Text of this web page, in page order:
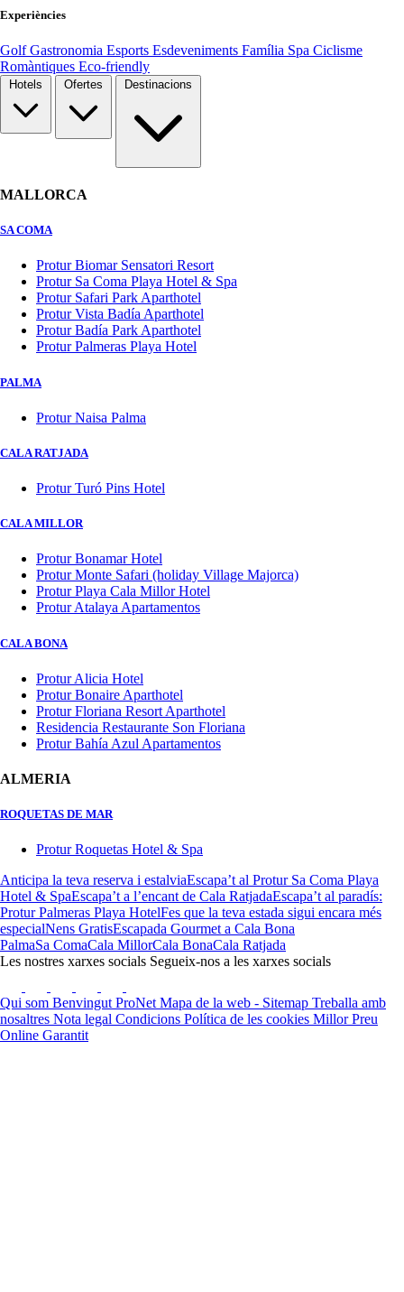
Experiències
GolfGastronomia Esports Esdeveniments Família Spa Ciclisme
Romàntiques Eco-friendly
MALLORCA
SA COMA
Protur Biomar Sensatori Resort
Protur Sa Coma Playa Hotel & Spa
Protur Safari Park Aparthotel
Protur Vista Badía Aparthotel
Protur Badía Park Aparthotel
Protur Palmeras Playa Hotel
PALMA
Protur Naisa Palma
CALA RATJADA
Protur Turó Pins Hotel
CALA MILLOR
Protur Bonamar Hotel
Protur Monte Safari (holiday Village Majorca)
Protur Playa Cala Millor Hotel
Protur Atalaya Apartamentos
CALA BONA
Protur Alicia Hotel
Protur Bonaire Aparthotel
Protur Floriana Resort Aparthotel
Residencia Restaurante Son Floriana
Protur Bahía Azul Apartamentos
ALMERIA
ROQUETAS DE MAR
Protur Roquetas Hotel & Spa
Anticipa la teva reserva i estalviaEscapa’t al Protur Sa Coma Playa
Hotel & SpaEscapa’t a l’encant de Cala RatjadaEscapa’t al paradís:
Protur Palmeras Playa HotelFes que la teva estada sigui encara més
especialNens GratisEscapada Gourmet a Cala Bona
PalmaSa ComaCala MillorCala BonaCala Ratjada
Les nostres xarxes socials Segueix-nos a les xarxes socials
Qui som Benvingut ProNetMapa de la web - Sitemap Treballa amb
nosaltres Nota legal Condicions Política de les cookies Millor Preu
Online Garantit